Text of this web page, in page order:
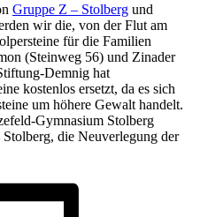
Gruppe Z – Stolberg und
wir die, von der Flut am
für die Familien
(Steinweg 56) und Zinader
Demnig hat
kostenlos ersetzt, da es sich
um höhere Gewalt handelt.
Gymnasium Stolberg
die Neuverlegung der